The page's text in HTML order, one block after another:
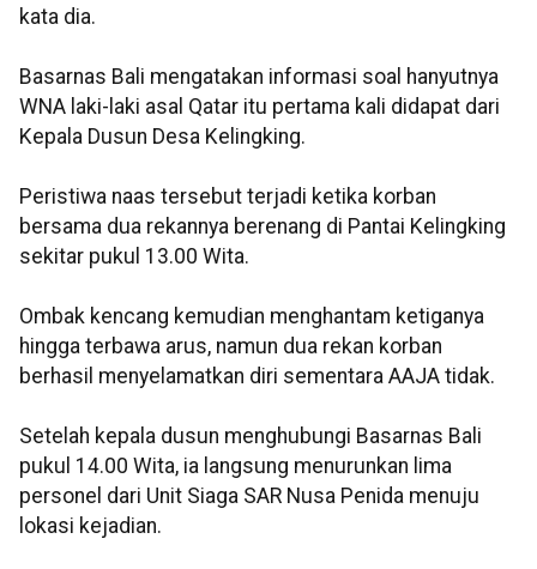
kata dia.
Basarnas Bali mengatakan informasi soal hanyutnya
WNA laki-laki asal Qatar itu pertama kali didapat dari
Kepala Dusun Desa Kelingking.
Peristiwa naas tersebut terjadi ketika korban
bersama dua rekannya berenang di Pantai Kelingking
sekitar pukul 13.00 Wita.
Ombak kencang kemudian menghantam ketiganya
hingga terbawa arus, namun dua rekan korban
berhasil menyelamatkan diri sementara AAJA tidak.
Setelah kepala dusun menghubungi Basarnas Bali
pukul 14.00 Wita, ia langsung menurunkan lima
personel dari Unit Siaga SAR Nusa Penida menuju
lokasi kejadian.